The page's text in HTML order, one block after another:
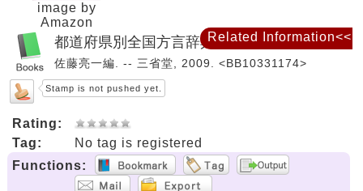
image by
Amazon
都道府県別全国方言辞典
佐藤亮一編. -- 三省堂, 2009. <BB10331174>
Stamp is not pushed yet.
Rating:
Tag:
No tag is registered
Functions:
Related Information<<